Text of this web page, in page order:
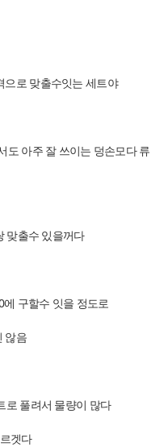
으로 맞출수잇는 세트야
도 아주 잘 쓰이는 덩손모다 류
맞출수 있을꺼다
구할수 잇을 정도로
않음
로 풀려서 물량이 많다
겟다